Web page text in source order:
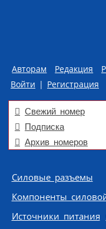
Авторам Редакция
Войти | Регистрация
Свежий номер
Подписка
Архив номеров
Skip to content
Силовые разъемы
Компоненты
Источники питания